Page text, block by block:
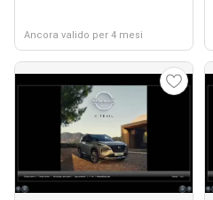
Ancora valido per 4 mesi